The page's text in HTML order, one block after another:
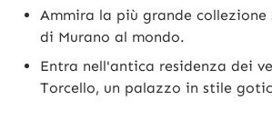
Ammira la più grande
di Murano al mondo.
Entra nell'antica residenza dei
Torcello, un palazzo in stile